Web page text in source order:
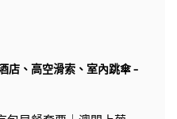
店、高空滑索、室內跳傘 -